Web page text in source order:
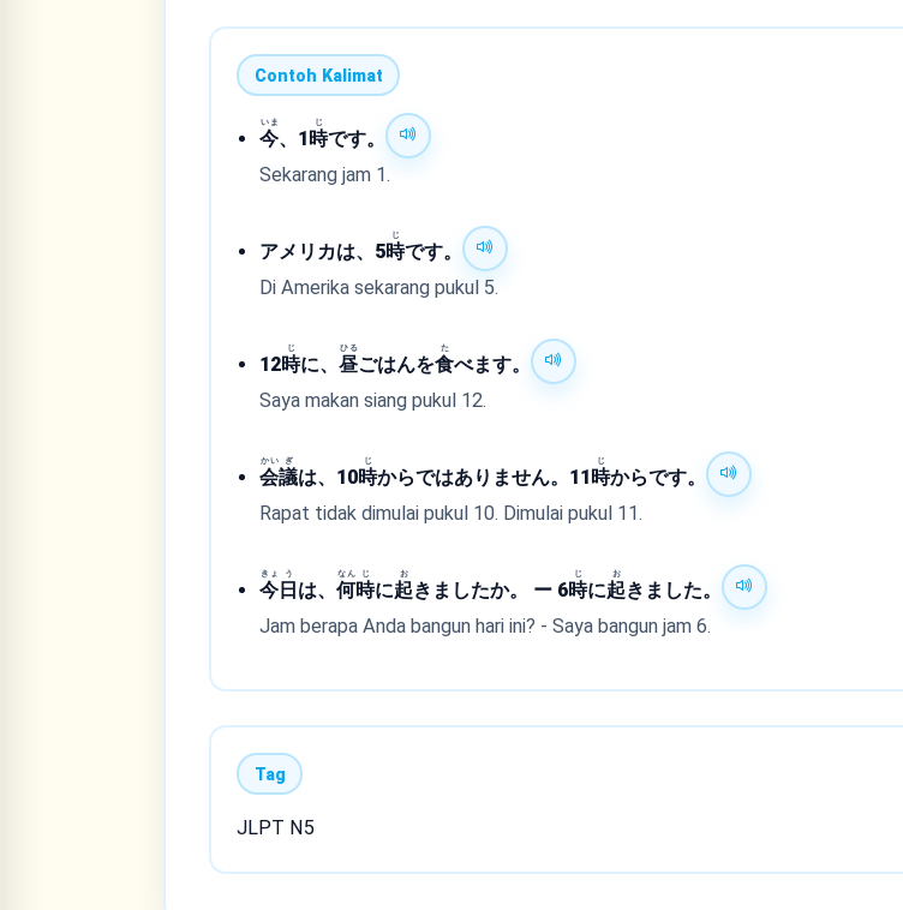
Contoh Kalimat
今
いま
、1時
じ
です。
Sekarang jam 1.
アメリカは、5時
じ
です。
Di Amerika sekarang pukul 5.
12時
じ
に、昼
ひる
ごはんを食
た
べます。
Saya makan siang pukul 12.
会
かい
議
ぎ
は、10時
じ
からではありません。11時
じ
からです。
Rapat tidak dimulai pukul 10. Dimulai pukul 11.
今
きょ
日
う
は、何
なん
時
じ
に起
お
きましたか。 ー 6時
じ
に起
お
きました。
Jam berapa Anda bangun hari ini? - Saya bangun jam 6.
Tag
JLPT N5